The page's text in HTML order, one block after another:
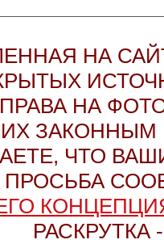
НА
НА
ИХ ЗАКОННЫМ
ЧТО
ПРОСЬБА
КОНЦЕПЦИЯ
РАСКРУТКА -